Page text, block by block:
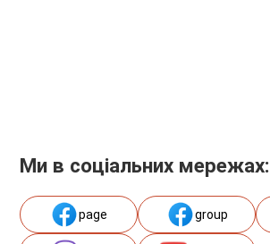
Ми в соціальних мережах:
page group